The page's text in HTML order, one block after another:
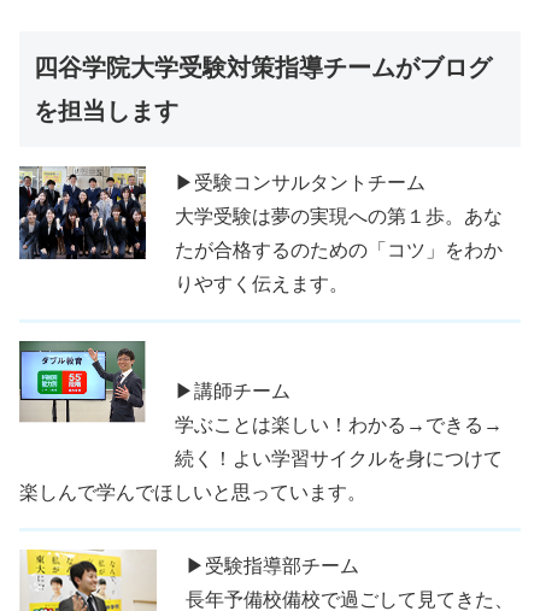
四谷学院大学受験対策指導チームがブログ
を担当します
▶受験コンサルタントチーム
大学受験は夢の実現への第１歩。あな
たが合格するのための「コツ」をわか
りやすく伝えます。
▶講師チーム
学ぶことは楽しい！わかる→できる→
続く！よい学習サイクルを身につけて
楽しんで学んでほしいと思っています。
▶受験指導部チーム
長年予備校備校で過ごして見てきた、